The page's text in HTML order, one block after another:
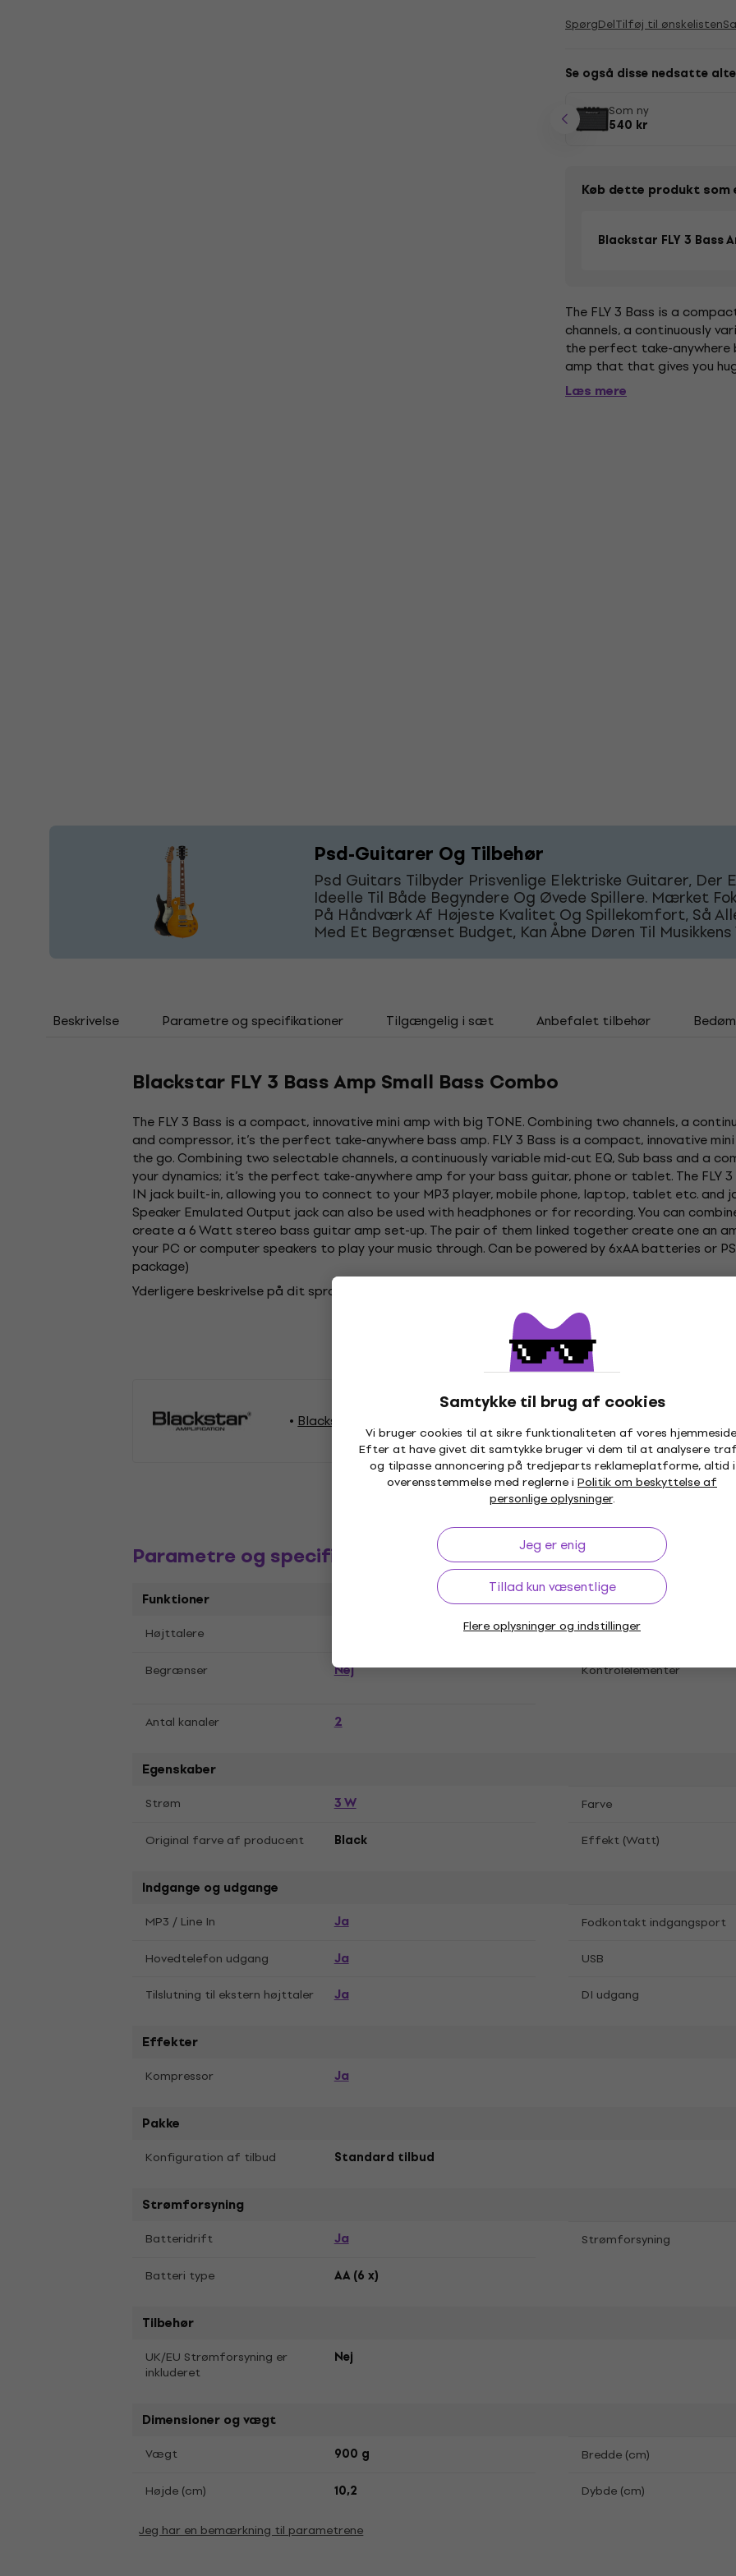
Samtykke til brug af cookies
Vi bruger cookies til at sikre funktionaliteten af vores
Efter at have givet dit samtykke bruger vi dem til at analysere
og tilpasse annoncering på tredjeparts reklameplatforme, altid i
overensstemmelse med reglerne i Politik om beskyttelse af
personlige oplysninger.
Jeg er enig
Tillad kun væsentlige
Flere oplysninger og indstillinger
SpørgDelTilføj til ønskelisten
Se også disse nedsatte
Som ny
540 kr
Køb dette produkt
Blackstar FLY 3 Bass
The FLY 3 Bass is a
channels, a continuously
the perfect take-anywhere
amp that that gives you
channels, a continuously
Læs mere
Psd-Guitarer Og Tilbehør
Psd Guitars Tilbyder Prisvenlige Elektriske Guitarer, Der
Ideelle Til Både Begyndere Og Øvede Spillere. Mærket
På Håndværk Af Højeste Kvalitet Og Spillekomfort, Så
Med Et Begrænset Budget, Kan Åbne Døren Til Musikkens
Beskrivelse Parametre og specifikationer Tilgængelig i sæt Anbefalet tilbehør
Blackstar FLY 3 Bass Amp Small Bass Combo
The FLY 3 Bass is a compact, innovative mini amp with big TONE. Combining two channels, a
and compressor, it’s the perfect take-anywhere bass amp. FLY 3 Bass is a compact, innovative
the go. Combining two selectable channels, a continuously variable mid-cut EQ, Sub bass and a
your dynamics; it’s the perfect take-anywhere amp for your bass guitar, phone or tablet. The FLY
IN jack built-in, allowing you to connect to your MP3 player, mobile phone, laptop, tablet etc.
Speaker Emulated Output jack can also be used with headphones or for recording. You can
create a 6 Watt stereo bass guitar amp set-up. The pair of them linked together create one an
your PC or computer speakers to play your music through. Can be powered by 6xAA batteries or
package)
Yderligere beskrivelse på dit sprog er ikke tilgængelig endnu.
Måske vil beskrivelsen på engelsk
Blackstar Basser Blackstar Små
Parametre og specifikationer
Funktioner
Højttalere Ekstern FX-løkke
Begrænser Nej Kontrolelementer
Antal kanaler 2
Egenskaber
Strøm 3 W Farve
Original farve af producent
Black Effekt (Watt)
Indgange og udgange
MP3 / Line In Ja Fodkontakt indgangsport
Hovedtelefon udgang Ja USB
Tilslutning til ekstern højttaler Ja DI udgang
Effekter
Kompressor Ja
Pakke
Konfiguration af tilbud Standard tilbud
Strømforsyning
Batteridrift Ja Strømforsyning
Batteri type AA (6 x)
Tilbehør
UK/EU Strømforsyning er
inkluderet
Nej
Dimensioner og vægt
Vægt 900 g Bredde (cm)
Højde (cm)
10,2 Dybde (cm)
Jeg har en bemærkning til parametrene